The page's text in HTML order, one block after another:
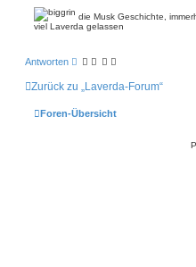
e
r
e
i
t
g
die Musk Geschichte,
viel Laverda gelassen
Antworten
Zurück zu „Laverda-Forum“
Foren-Übersicht